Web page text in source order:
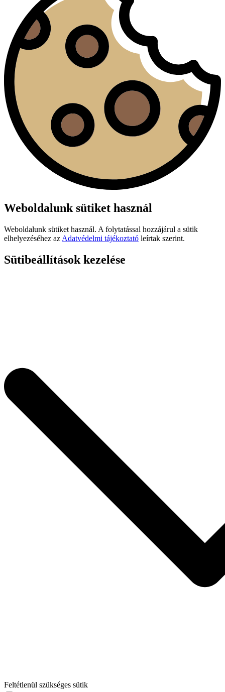
Weboldalunk sütiket használ
Weboldalunk sütiket használ. A folytatással hozzájárul a sütik
elhelyezéséhez az Adatvédelmi tájékoztató leírtak szerint.
Sütibeállítások kezelése
Feltétlenül szükséges sütik